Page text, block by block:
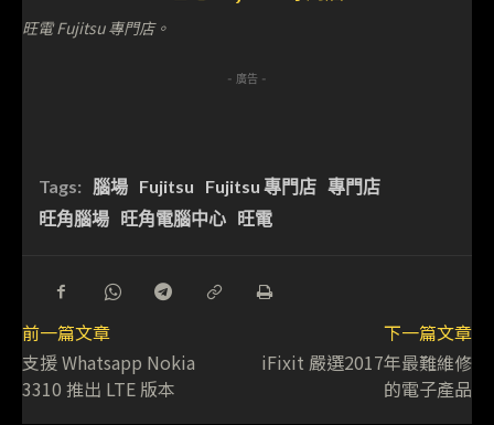
旺電 Fujitsu 專門店。
- 廣告 -
Tags: 腦場 Fujitsu Fujitsu 專門店 專門店
旺角腦場 旺角電腦中心 旺電
前一篇文章
支援 Whatsapp Nokia
3310 推出 LTE 版本
下一篇文章
iFixit 嚴選2017年最難維修
的電子產品